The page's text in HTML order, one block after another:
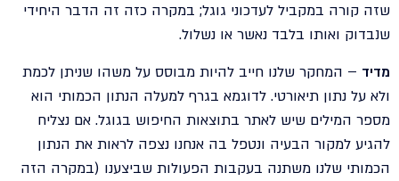
שזה קורה במקביל לעדכוני גוגל; במקרה כזה זה הדבר היחידי
שנבדוק ואותו בלבד נאשר או נשלול.
מדיד – המחקר שלנו חייב להיות מבוסס על משהו שניתן לכמת
ולא על נתון תיאורטי. לדוגמא בגרף למעלה הנתון הכמותי הוא
מספר המילים שיש לאתר בתוצאות החיפוש בגוגל. אם נצליח
להגיע למקור הבעיה ונטפל בה אנחנו נצפה לראות את הנתון
הכמותי שלנו משתנה בעקבות הפעולות שביצענו (במקרה הזה